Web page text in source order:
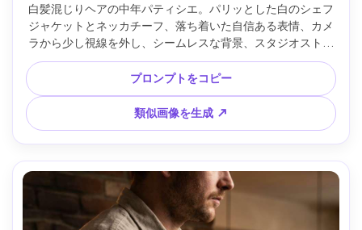
白髪混じりヘアの中年パティシエ。パリッとした白のシェフ
ジャケットとネッカチーフ、落ち着いた自信ある表情、カメ
ラから少し視線を外し、シームレスな背景、スタジオストロ
ボ＆ラージソフトボックス、Sony A7IV 85mm f/1.8、ヘッド
ショルダーのタイトな構図、編集品質のレタッチ、リアルな
毛穴、高解像でシャープな目元 --ar 4:5
プロンプトをコピー
類似画像を生成 ↗